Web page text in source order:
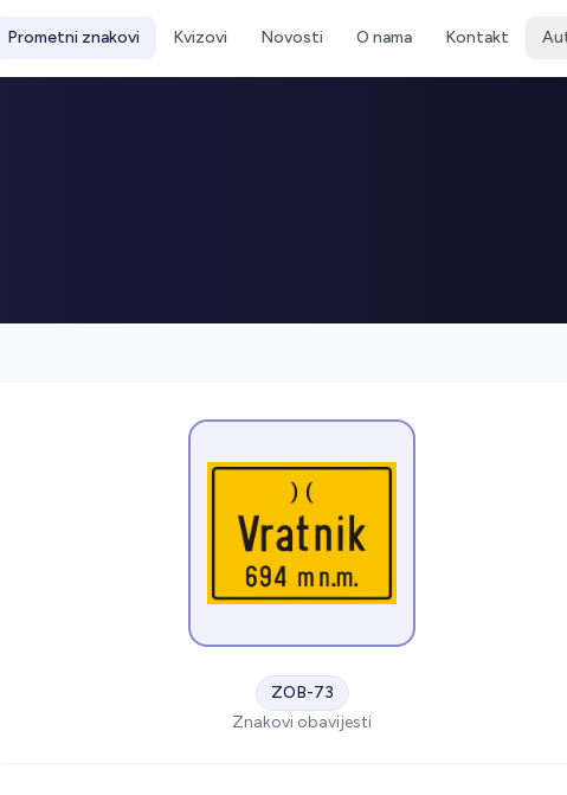
Prometni znakovi Kvizovi Novosti O nama Kontakt
ZOB-73
Znakovi obavijesti